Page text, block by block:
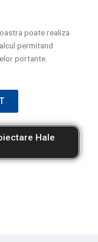
poate realiza
permitand
portante.
Hale